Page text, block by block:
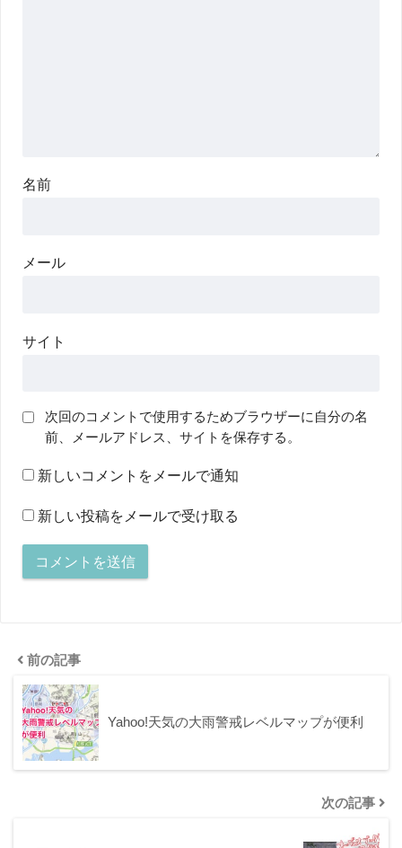
名前
メール
サイト
次回のコメントで使用するためブラウザーに自分の名
前、メールアドレス、サイトを保存する。
新しいコメントをメールで通知
新しい投稿をメールで受け取る
前の記事
Yahoo!天気の大雨警戒レベルマップが便利
次の記事